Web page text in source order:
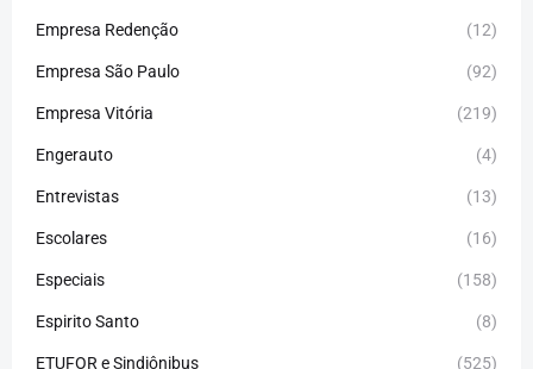
Empresa Redenção (12)
Empresa São Paulo (92)
Empresa Vitória (219)
Engerauto (4)
Entrevistas (13)
Escolares (16)
Especiais (158)
Espirito Santo (8)
ETUFOR e Sindiônibus (525)